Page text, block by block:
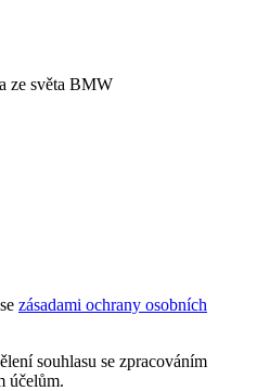
ze světa BMW
zásadami ochrany osobních
souhlasu se zpracováním
účelům.